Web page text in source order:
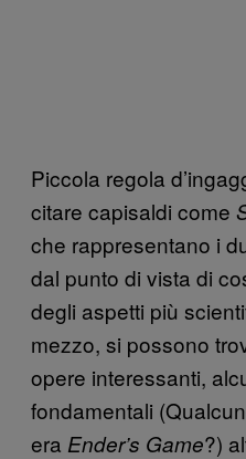
Piccola regola
citare capisaldi come
che rappresentano i
dal punto di vista di
degli aspetti più
mezzo, si possono
opere interessanti,
fondamentali
era Ender’s Game?)